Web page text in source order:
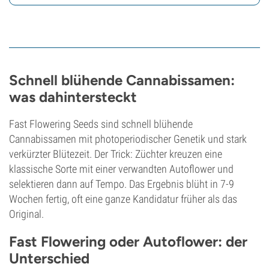
Schnell blühende Cannabissamen:
was dahintersteckt
Fast Flowering Seeds sind schnell blühende
Cannabissamen mit photoperiodischer Genetik und stark
verkürzter Blütezeit. Der Trick: Züchter kreuzen eine
klassische Sorte mit einer verwandten Autoflower und
selektieren dann auf Tempo. Das Ergebnis blüht in 7-9
Wochen fertig, oft eine ganze Kandidatur früher als das
Original.
Fast Flowering oder Autoflower: der
Unterschied